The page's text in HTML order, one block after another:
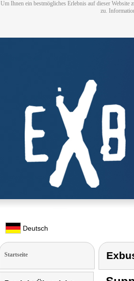
Um Ihnen ein bestmögliches Erlebnis auf dieser
zu.
Deutsch
Startseite